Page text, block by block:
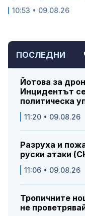
ПОСЛЕДНИ
Йотова за
Инцидентът
политическа
11:20 • 09.08.26
Разруха и
руски атаки
11:06 • 09.08.26
Тропичните
не
10:53 • 09.08.26